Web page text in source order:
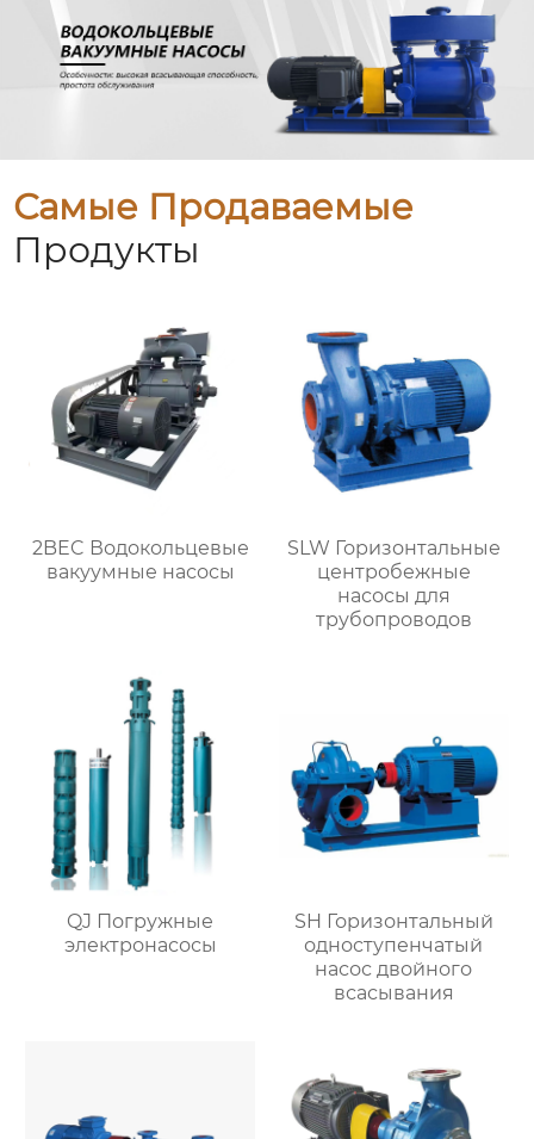
Самые Продаваемые
Продукты
2BEC Водокольцевые
вакуумные насосы
SLW Горизонтальные
центробежные
насосы для
трубопроводов
QJ Погружные
электронасосы
SH Горизонтальный
одноступенчатый
насос двойного
всасывания